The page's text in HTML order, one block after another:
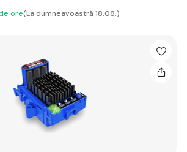
ore(La dumneavoastră 18.08.)